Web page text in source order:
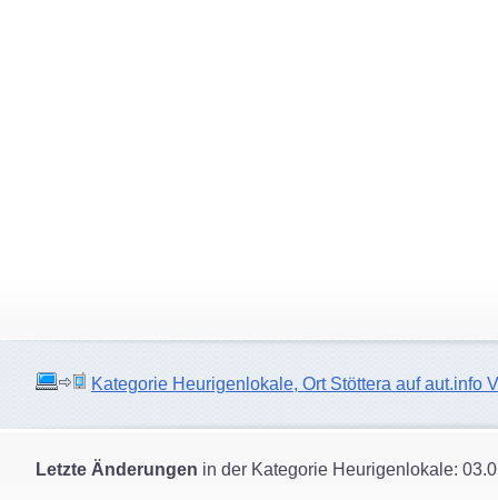
Kategorie Heurigenlokale, Ort Stöttera auf aut.info
Letzte Änderungen in der Kategorie Heurigenlokale: